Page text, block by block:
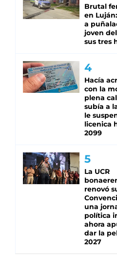
Brutal
en
a
joven
sus tres
Hacía
con la
plena
subía a
le
licenica
2099
La UCR
renovó
una
política
ahora
dar la
2027